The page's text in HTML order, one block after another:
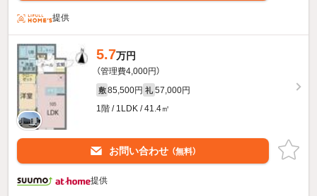
提供
5.7万円
（管理費4,000円）
敷 85,500円 礼 57,000円
1階 / 1LDK / 41.4㎡
お問い合わせ （無料）
提供